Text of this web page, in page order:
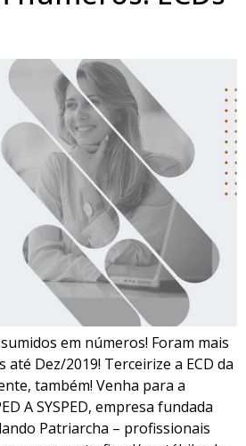
em números! Foram mais
até Dez/2019! Terceirize a ECD da
também! Venha para a
A SYSPED, empresa fundada
Patriarcha – profissionais